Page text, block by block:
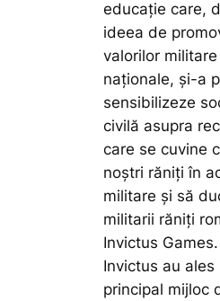
educaţie care,
ideea de
valorilor militare
naţionale, şi-a
sensibilizeze
civilă asupra
care se cuvine
noştri răniţi în
militare și să
militarii răniți
Invictus
Invictus au
principal mijloc